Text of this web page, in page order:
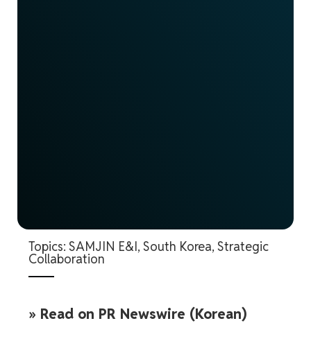
Topics: SAMJIN E&I, South Korea, Strategic
Collaboration
» Read on PR Newswire (Korean)